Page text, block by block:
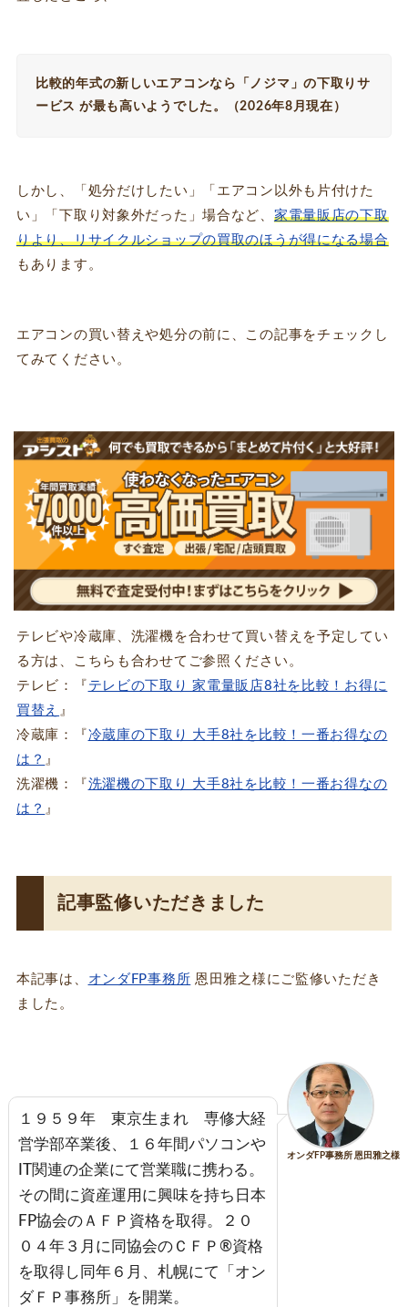
比較的年式の新しいエアコンなら「ノジマ」の下取りサ
ービス が最も高いようでした。（2026年8月現在）
しかし、「処分だけしたい」「エアコン以外も片付けた
い」「下取り対象外だった」場合など、 家電量販店の下取
りより、リサイクルショップの買取のほうが得になる場合
もあります。
エアコンの買い替えや処分の前に、この記事をチェックし
てみてください。
テレビや冷蔵庫、洗濯機を合わせて買い替えを予定してい
る方は、こちらも合わせてご参照ください。
テレビ：『 テレビの下取り 家電量販店8社を比較！お得に
買替え 』
冷蔵庫：『 冷蔵庫の下取り 大手8社を比較！一番お得なの
は？ 』
洗濯機：『 洗濯機の下取り 大手8社を比較！一番お得なの
は？ 』
記事監修いただきました
本記事は、 オンダFP事務所 恩田雅之様にご監修いただき
ました。
１９５９年 東京生まれ 専修大経
営学部卒業後、１６年間パソコンや
IT関連の企業にて営業職に携わる。
その間に資産運用に興味を持ち日本
FP協会のＡＦＰ資格を取得。２０
０４年３月に同協会のＣＦＰ®資格
を取得し同年６月、札幌にて「オン
ダＦＰ事務所」を開業。
オンダFP事務所 恩田雅之様